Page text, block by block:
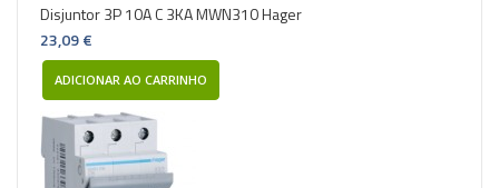
Disjuntor 3P 10A C 3KA MWN310 Hager
23,09 €
ADICIONAR AO CARRINHO